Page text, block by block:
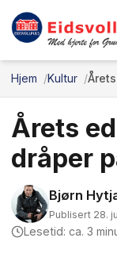
Hjem Kultur
Årets
dråper
Bjørn
Publisert 28.
Lesetid: ca. 3